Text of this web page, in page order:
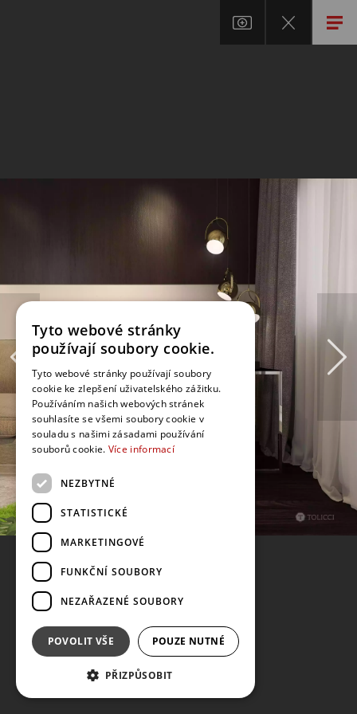
Tyto webové stránky
používají soubory cookie.
Tyto webové stránky používají soubory
cookie ke zlepšení uživatelského zážitku.
Používáním našich webových stránek
souhlasíte se všemi soubory cookie v
souladu s našimi zásadami používání
souborů cookie. Více informací
NEZBYTNÉ
STATISTICKÉ
MARKETINGOVÉ
FUNKČNÍ SOUBORY
NEZAŘAZENÉ SOUBORY
POVOLIT VŠE POUZE NUTNÉ
PŘIZPŮSOBIT